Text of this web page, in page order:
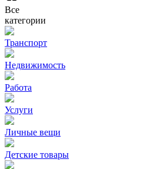
Все
категории
Транспорт
Недвижимость
Работа
Услуги
Личные вещи
Детские товары